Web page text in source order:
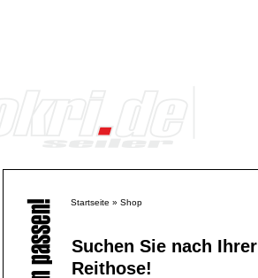
Startseite » Shop
Suchen Sie nach Ihrer
Reithose!